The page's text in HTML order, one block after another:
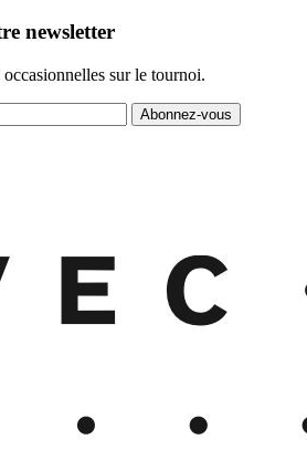
newsletter
sur le tournoi.
Abonnez-vous